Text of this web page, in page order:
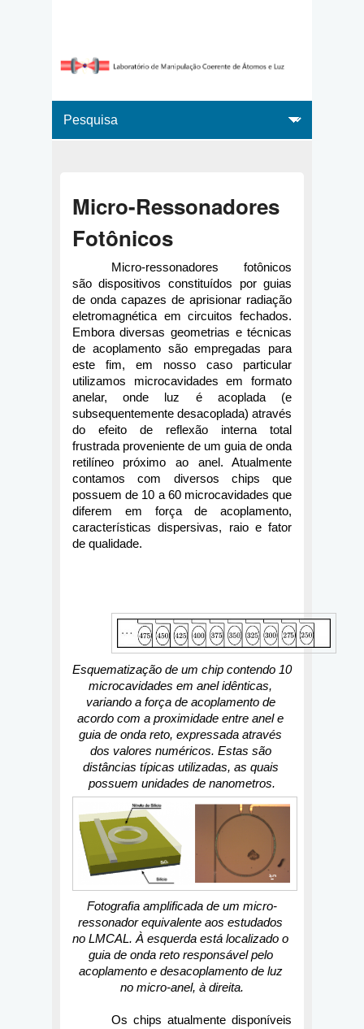
Micro-Ressonadores
Fotônicos
Micro-ressonadores fotônicos
são dispositivos constituídos por guias
de onda capazes de aprisionar radiação
eletromagnética em circuitos fechados.
Embora diversas geometrias e técnicas
de acoplamento são empregadas para
este fim, em nosso caso particular
utilizamos microcavidades em formato
anelar, onde luz é acoplada (e
subsequentemente desacoplada) através
do efeito de reflexão interna total
frustrada proveniente de um guia de onda
retilíneo próximo ao anel. Atualmente
contamos com diversos chips que
possuem de 10 a 60 microcavidades que
diferem em força de acoplamento,
características dispersivas, raio e fator
de qualidade.
Esquematização de um chip contendo 10
microcavidades em anel idênticas,
variando a força de acoplamento de
acordo com a proximidade entre anel e
guia de onda reto, expressada através
dos valores numéricos. Estas são
distâncias típicas utilizadas, as quais
possuem unidades de nanometros.
Fotografia amplificada de um micro-
ressonador equivalente aos estudados
no LMCAL. À esquerda está localizado o
guia de onda reto responsável pelo
acoplamento e desacoplamento de luz
no micro-anel, à direita.
Os chips atualmente disponíveis